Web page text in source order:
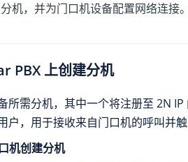
机，并为门口机设备配置网络连接
PBX 上创建分机
所需分机，其中一个将注册至 2N
户，用于接收来自门口机的呼叫并
机创建分机